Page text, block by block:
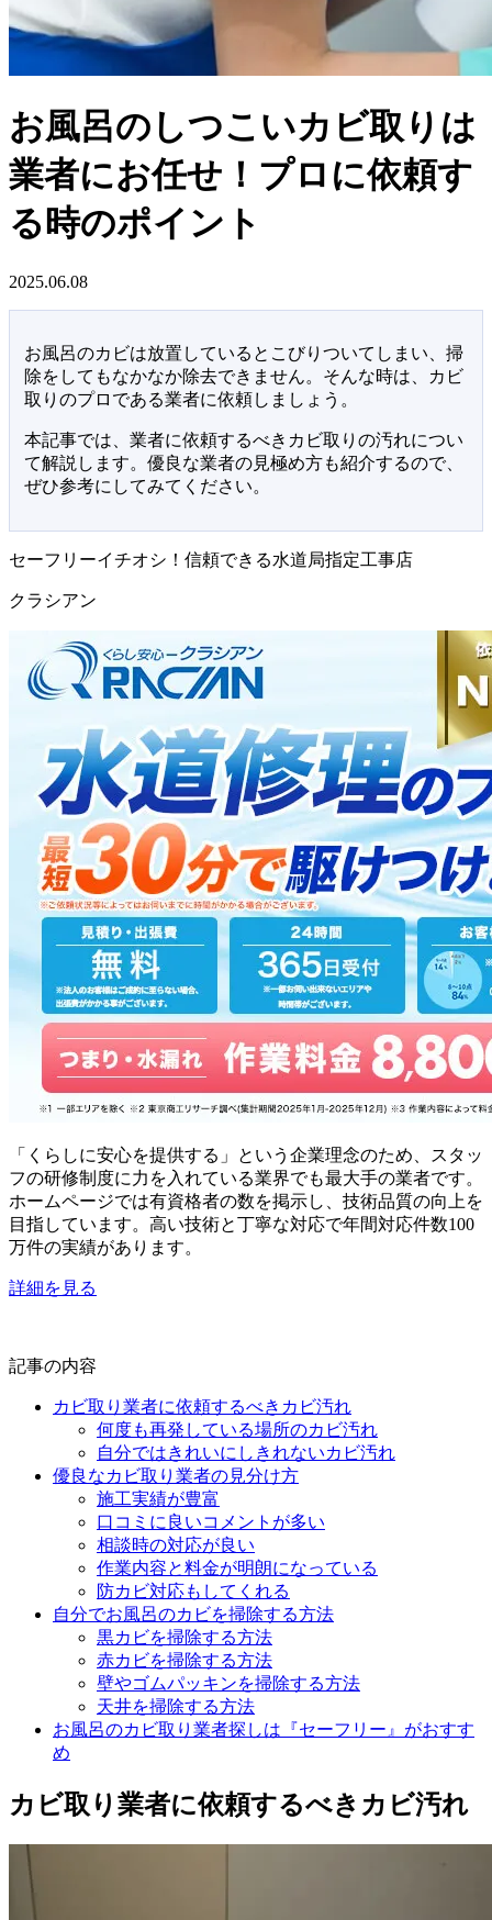
お風呂のしつこいカビ取りは
業者にお任せ！プロに依頼す
る時のポイント
2025.06.08
お風呂のカビは放置しているとこびりついてしまい、掃
除をしてもなかなか除去できません。そんな時は、カビ
取りのプロである業者に依頼しましょう。
本記事では、業者に依頼するべきカビ取りの汚れについ
て解説します。優良な業者の見極め方も紹介するので、
ぜひ参考にしてみてください。
セーフリーイチオシ！信頼できる水道局指定工事店
クラシアン
「くらしに安心を提供する」という企業理念のため、スタッ
フの研修制度に力を入れている業界でも最大手の業者です。
ホームページでは有資格者の数を掲示し、技術品質の向上を
目指しています。高い技術と丁寧な対応で年間対応件数100
万件の実績があります。
詳細を見る
記事の内容
カビ取り業者に依頼するべきカビ汚れ
何度も再発している場所のカビ汚れ
自分ではきれいにしきれないカビ汚れ
優良なカビ取り業者の見分け方
施工実績が豊富
口コミに良いコメントが多い
相談時の対応が良い
作業内容と料金が明朗になっている
防カビ対応もしてくれる
自分でお風呂のカビを掃除する方法
黒カビを掃除する方法
赤カビを掃除する方法
壁やゴムパッキンを掃除する方法
天井を掃除する方法
お風呂のカビ取り業者探しは『セーフリー』がおすす
め
カビ取り業者に依頼するべきカビ汚れ